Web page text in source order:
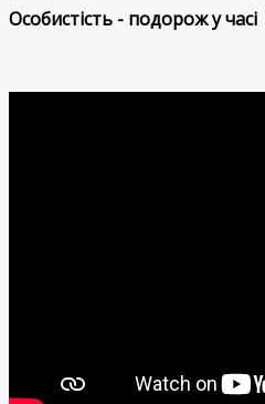
Особистість - подорож у часі